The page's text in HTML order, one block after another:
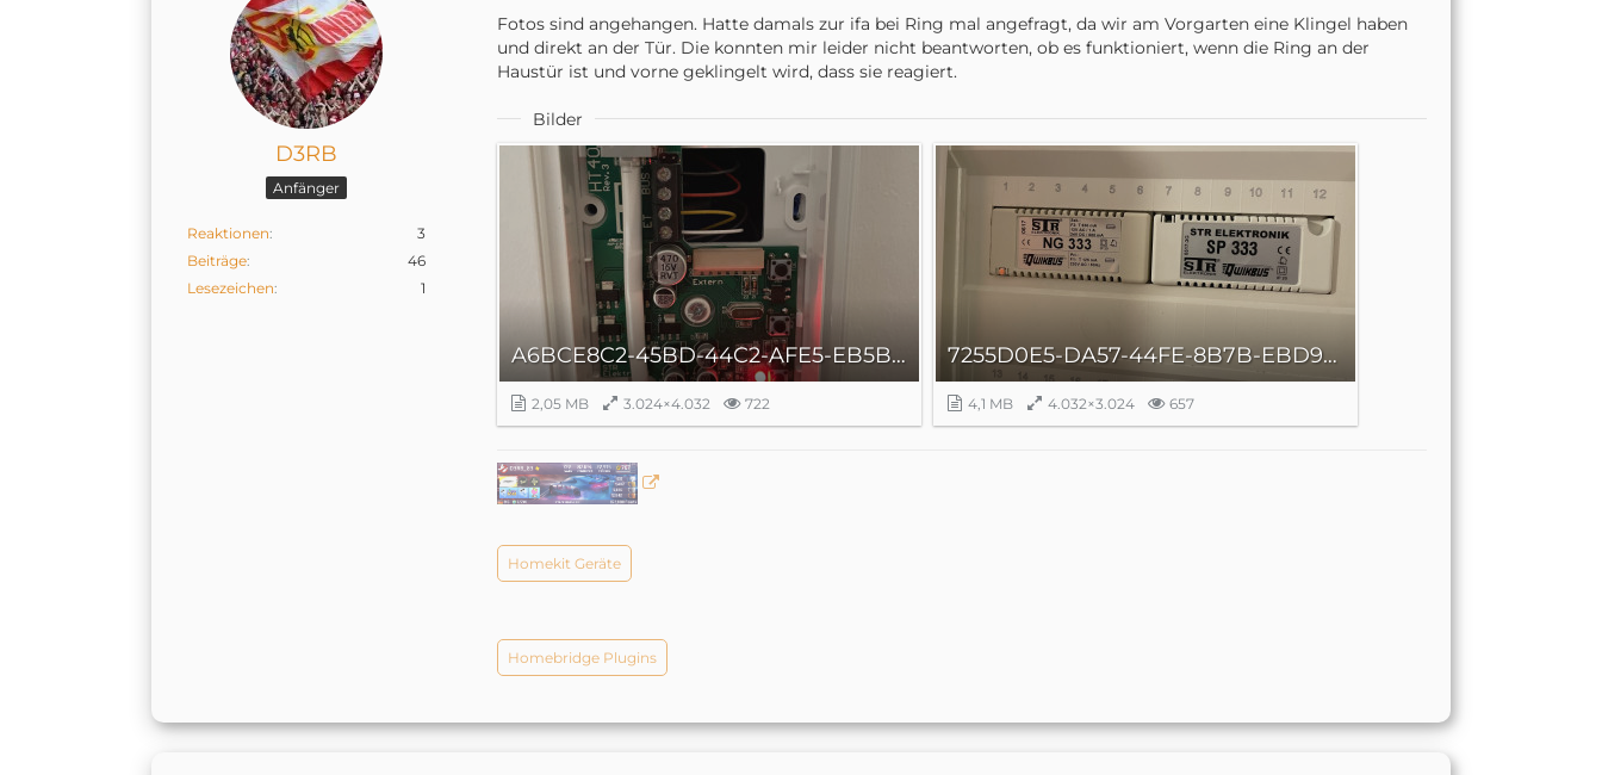
D3RB
Anfänger
Reaktionen
3
Beiträge
46
Lesezeichen
1
Fotos sind angehangen. Hatte damals zur ifa bei Ring mal angefragt, da wir am Vorgarten eine Klingel haben
und direkt an der Tür. Die konnten mir leider nicht beantworten, ob es funktioniert, wenn die Ring an der
Haustür ist und vorne geklingelt wird, dass sie reagiert.
Bilder
A6BCE8C2-45BD-44C2-AFE5-EB5BE2A4A8AF.jpeg
2,05 MB 3.024×4.032 722
7255D0E5-DA57-44FE-8B7B-EBD91CDC1F3D.jpeg
4,1 MB 4.032×3.024 657
Homekit Geräte
Homebridge Plugins